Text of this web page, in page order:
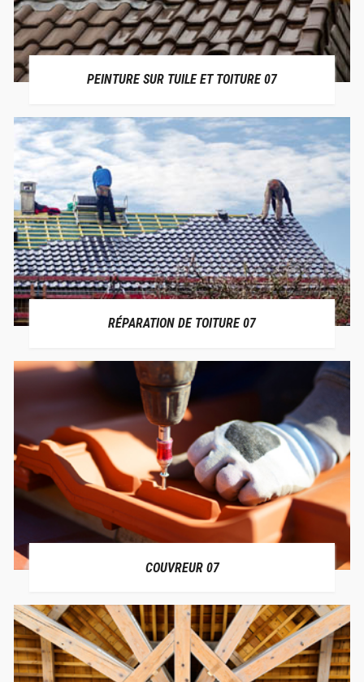
PEINTURE SUR TUILE ET TOITURE 07
RÉPARATION DE TOITURE 07
COUVREUR 07